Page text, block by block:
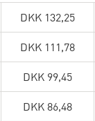
DKK 132,25
DKK 111,78
DKK 99,45
DKK 86,48